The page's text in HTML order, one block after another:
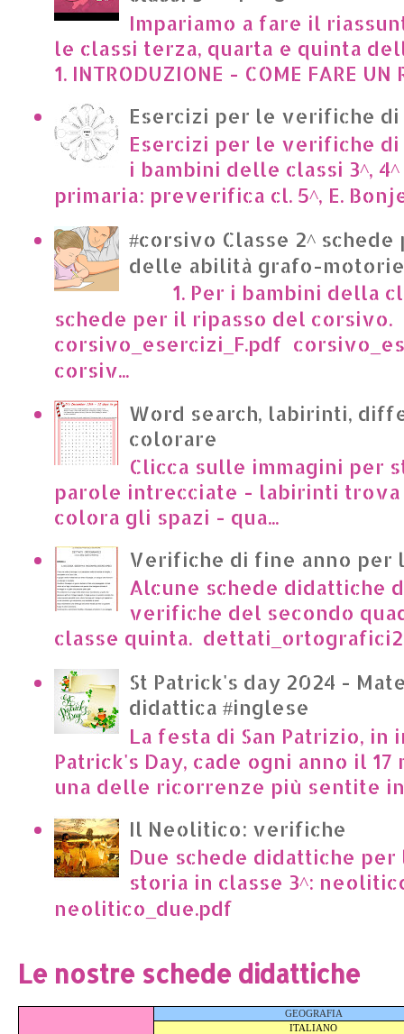
Impariamo a fare il
le classi terza, quarta e quinta
1. INTRODUZIONE - COME FARE UN
Esercizi per le verifiche
Esercizi per le verifiche
i bambini delle classi 3^,
primaria: preverifica cl. 5^, E.
#corsivo Classe 2^
delle abilità grafo-motorie
1. Per i bambini della
schede per il ripasso del corsivo.
corsivo_esercizi_F.pdf
corsiv...
Word search, labirinti,
colorare
Clicca sulle immagini per
parole intrecciate - labirinti
colora gli spazi - qua...
Verifiche di fine anno per
Alcune schede didattiche
verifiche del secondo
classe quinta.
St Patrick's day 2024 -
didattica #inglese
La festa di San Patrizio, in
Patrick's Day, cade ogni anno il 17
una delle ricorrenze più sentite in
Il Neolitico: verifiche
Due schede didattiche
storia in classe 3^:
neolitico_due.pdf
Le nostre schede didattiche
GEOGRAFIA
ITALIANO